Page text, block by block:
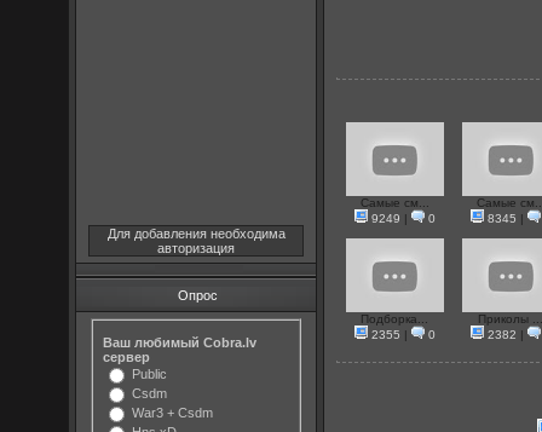
Для добавления необходима
авторизация
Опрос
Ваш любимый Cobra.lv
сервер
Public
Csdm
War3 + Csdm
Самые см...
9249 | 0
Самые
8345 |
Подборка...
2355 | 0
Приколы
2382 |